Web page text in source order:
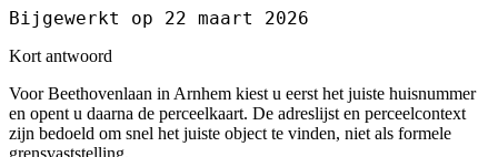
Bijgewerkt op 22 maart 2026
Kort antwoord
Voor Beethovenlaan in Arnhem kiest u eerst het juiste huisnummer
en opent u daarna de perceelkaart. De adreslijst en perceelcontext
zijn bedoeld om snel het juiste object te vinden, niet als formele
grensvaststelling.